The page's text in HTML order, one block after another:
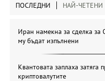
ПОСЛЕДНИ НАЙ-ЧЕТЕНИ
Иран намекна за сделка за
му бъдат изпълнени
Квантовата заплаха затяга
криптовалутите